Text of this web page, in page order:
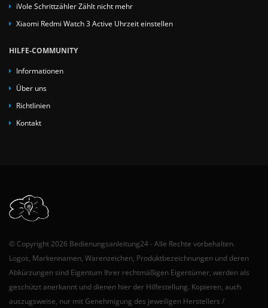
iVole Schrittzähler Zählt nicht mehr
Xiaomi Redmi Watch 3 Active Uhrzeit einstellen
HILFE-COMMUNITY
Informationen
Über uns
Richtlinien
Kontakt
© Copyright 2026 Bedienungsanleitung24 - Alle Rechte vorbehalten.
Logos, Markennamen, Warenzeichen, Produktbezeichnungen und deren
Abkürzungen sind Eigentum Ihrer rechtmäßigen Eigentümer, werden als
geschützt anerkannt und dienen hier der Hilfestellung. Kopieren, auch
auszugsweise, nur mit Genehmigung des jeweiligen Herstellers /